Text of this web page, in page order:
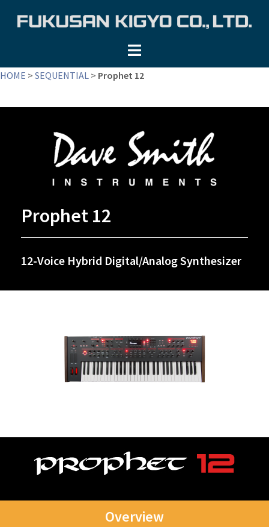
ツ
HOME > SEQUENTIAL > Prophet 12
Prophet 12
12-Voice Hybrid Digital/Analog Synthesizer
Overview